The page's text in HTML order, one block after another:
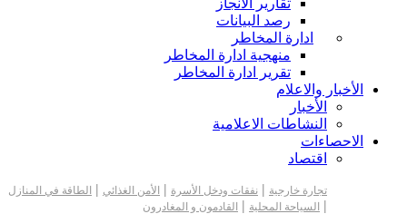
تقارير الانجاز
رصد البيانات
ادارة المخاطر
منهجية ادارة المخاطر
تقرير ادارة المخاطر
الأخبار والاعلام
الأخبار
النشاطات الاعلامية
الاحصاءات
اقتصاد
تجارة خارجية | نفقات ودخل الأسرة | الأمن الغذائي | الطاقة في المنازل
| السياحة المحلية | القادمون و المغادرون